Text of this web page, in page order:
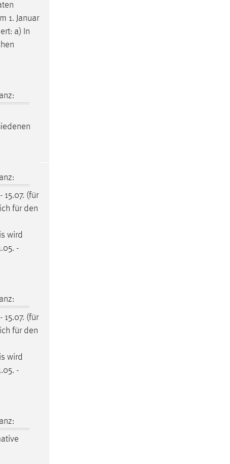
1. Januar
a) In
15.07. (für
für den
wird
-
15.07. (für
für den
wird
-